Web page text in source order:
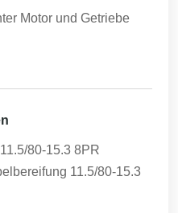
Motor und Getriebe
80-15.3 8PR
11.5/80-15.3